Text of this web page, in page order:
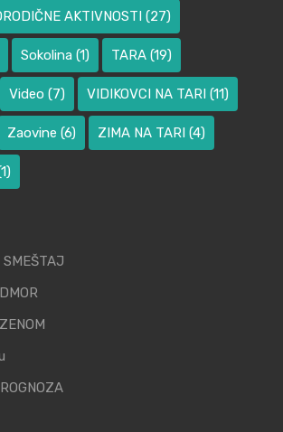
AKTIVNOSTI (27)
Sokolina (1) TARA (19)
Video (7) VIDIKOVCI NA TARI (11)
Zaovine (6) ZIMA NA TARI (4)
SMEŠTAJ